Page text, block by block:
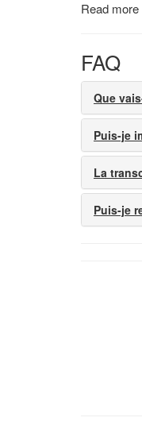
Read more
FAQ
Que
Puis-je
La
Puis-je